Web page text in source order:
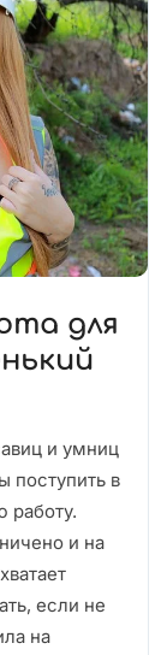
для
и умниц
поступить в
работу.
и на
если не
на